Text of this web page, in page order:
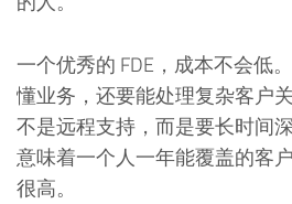
一个优秀的 FDE，成本不会低
懂业务，还要能处理复杂客户
不是远程支持，而是要长时间
意味着一个人一年能覆盖的客
很高。